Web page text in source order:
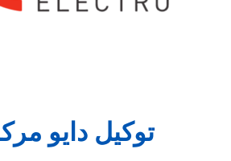
توكيل دايو